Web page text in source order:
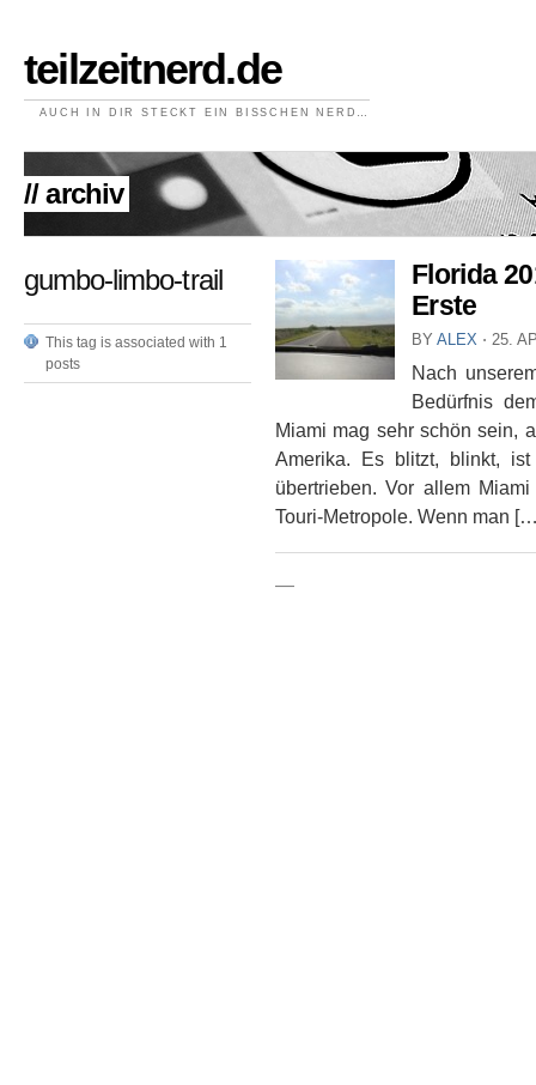
teilzeitnerd.de
AUCH IN DIR STECKT EIN BISSCHEN NERD…
// archiv
gumbo-limbo-trail
This tag is associated with 1
posts
Florida
Erste
BY ALEX ⋅ 25.
Nach
Bedürfnis
Miami mag sehr schön sein,
Amerika. Es blitzt, blinkt,
übertrieben. Vor allem
Touri-Metropole. Wenn man
—